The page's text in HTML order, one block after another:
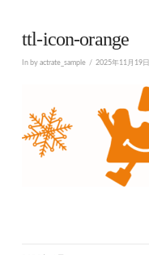
ttl-icon-orange
In by actrate_sample 2025年11月19日